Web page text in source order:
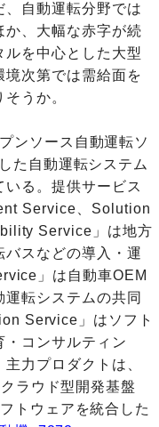
自動運転分野では
か、大幅な赤字が続
ルを中心とした大型
次第では需給面を
うか。
ンソース自動運転ソ
た自動運転システム
る。提供サービス
Service、Solution
Service」は地方
バスなどの導入・運
」は自動車OEM
転システムの共同
Service」はソフト
・コンサルティン
力プロダクトは、
ラウド型開発基盤
トウェアを統合した